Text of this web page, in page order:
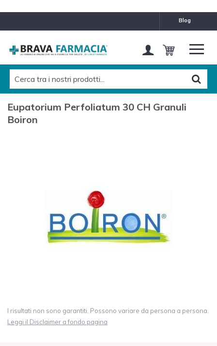
blog
Eupatorium Perfoliatum 30 CH Granuli
Boiron
I risultati non sono garantiti. Possono variare da persona a persona.
Leggi il Disclaimer a fondo pagina